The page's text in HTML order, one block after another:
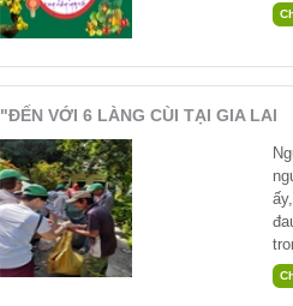
"ĐẾN VỚI 6 LÀNG CÙI TẠI GIA LAI